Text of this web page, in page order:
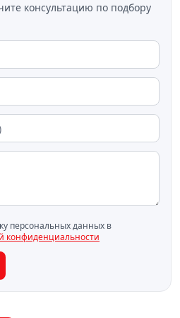
консультацию по подбору
персональных данных в
конфиденциальности